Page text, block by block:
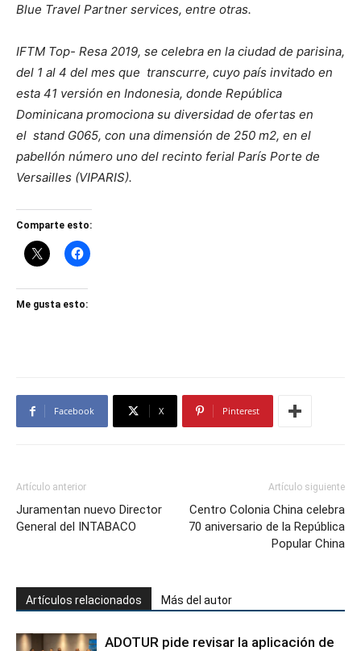
Blue Travel Partner services, entre otras.
IFTM Top- Resa 2019, se celebra en la ciudad de parisina,
del 1 al 4 del mes que transcurre, cuyo país invitado en
esta 41 versión en Indonesia, donde República
Dominicana promociona su diversidad de ofertas en
el stand G065, con una dimensión de 250 m2, en el
pabellón número uno del recinto ferial París Porte de
Versailles (VIPARIS).
Comparte esto:
Me gusta esto:
Facebook X Pinterest
Artículo anterior
Juramentan nuevo Director
General del INTABACO
Artículo siguiente
Centro Colonia China celebra
70 aniversario de la República
Popular China
Artículos relacionados Más del autor
ADOTUR pide revisar la aplicación de